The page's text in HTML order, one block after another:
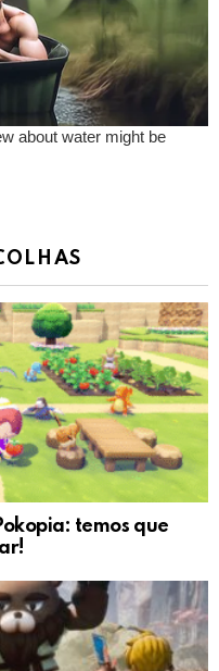
temos que